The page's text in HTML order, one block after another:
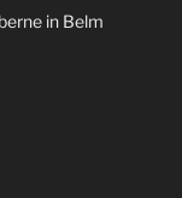
in Belm